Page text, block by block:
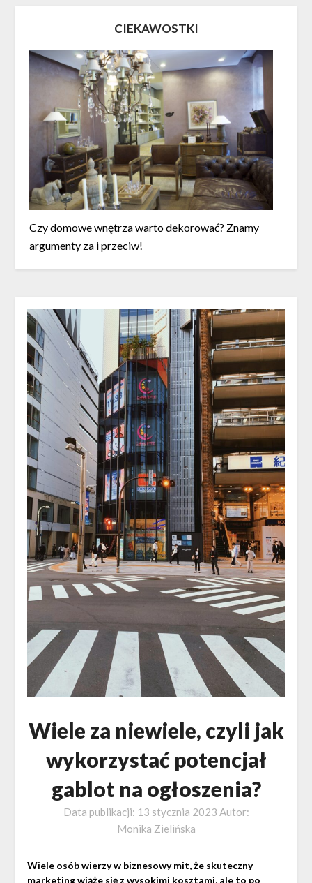
CIEKAWOSTKI
Czy domowe wnętrza warto dekorować? Znamy
argumenty za i przeciw!
Wiele za niewiele, czyli jak
wykorzystać potencjał
gablot na ogłoszenia?
Data publikacji: 13 stycznia 2023 Autor:
Monika Zielińska
Wiele osób wierzy w biznesowy mit, że skuteczny
marketing wiąże się z wysokimi kosztami, ale to po